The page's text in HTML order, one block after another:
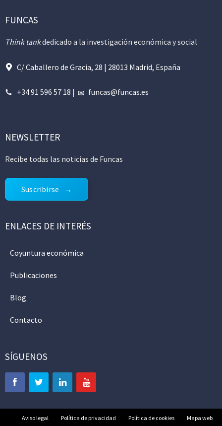
FUNCAS
Think tankdedicado a la investigación económica y social
C/ Caballero de Gracia, 28 | 28013 Madrid, España
+34 91 596 57 18 | funcas@funcas.es
NEWSLETTER
Recibe todas las noticias de Funcas
Suscribirse
ENLACES DE INTERÉS
Coyuntura económica
Publicaciones
Blog
Contacto
SÍGUENOS
Aviso legal Política de privacidad Política de cookies Mapa web